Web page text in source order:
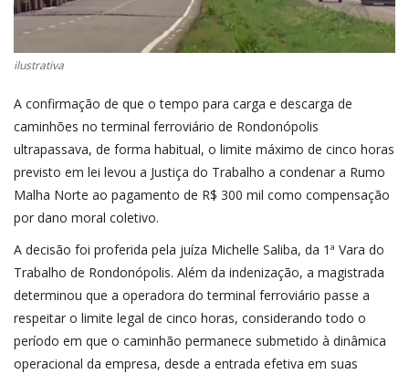
ilustrativa
A confirmação de que o tempo para carga e descarga de
caminhões no terminal ferroviário de Rondonópolis
ultrapassava, de forma habitual, o limite máximo de cinco horas
previsto em lei levou a Justiça do Trabalho a condenar a Rumo
Malha Norte ao pagamento de R$ 300 mil como compensação
por dano moral coletivo.
A decisão foi proferida pela juíza Michelle Saliba, da 1ª Vara do
Trabalho de Rondonópolis. Além da indenização, a magistrada
determinou que a operadora do terminal ferroviário passe a
respeitar o limite legal de cinco horas, considerando todo o
período em que o caminhão permanece submetido à dinâmica
operacional da empresa, desde a entrada efetiva em suas